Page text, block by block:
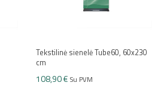
Tekstilinė sienelė Tube60, 60x230
cm
108,90 € Su PVM